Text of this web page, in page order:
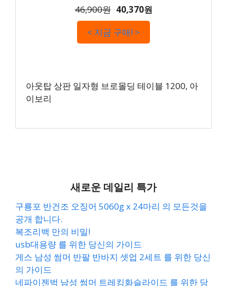
46,900원 40,370원
< 지금 구매! >
아웃탑 상판 일자형 브로몰딩 테이블 1200, 아
이보리
새로운 데일리 특가
구룡포 반건조 오징어 5060g x 24마리 의 모든것을
공개 합니다.
복조리백 만의 비밀!
usb대용량 를 위한 당신의 가이드
게스 남성 썸머 반팔 반바지 셋업 2세트 를 위한 당신
의 가이드
네파이젠벅 남성 썸머 트레킹화슬라이드 를 위한 당